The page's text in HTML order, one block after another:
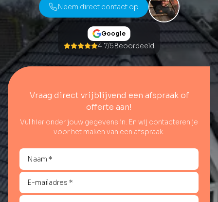
Neem direct contact op
Google
4.7/5Beoordeeld
Vraag direct vrijblijvend een afspraak of
offerte aan!
Vul hier onder jouw gegevens in. En wij contacteren je
voor het maken van een afspraak.